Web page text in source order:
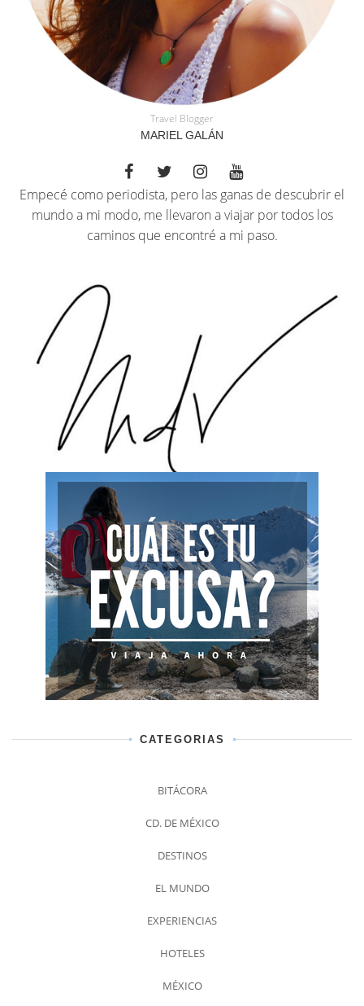
Travel Blogger
MARIEL GALÁN
Empecé como periodista, pero las ganas de descubrir el
mundo a mi modo, me llevaron a viajar por todos los
caminos que encontré a mi paso.
CATEGORIAS
BITÁCORA
CD. DE MÉXICO
DESTINOS
EL MUNDO
EXPERIENCIAS
HOTELES
MÉXICO